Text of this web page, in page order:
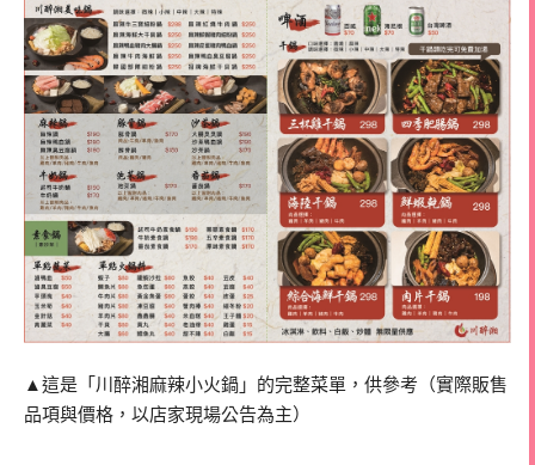
▲這是「川醉湘麻辣小火鍋」的完整菜單，供參考（實際販售
品項與價格，以店家現場公告為主）